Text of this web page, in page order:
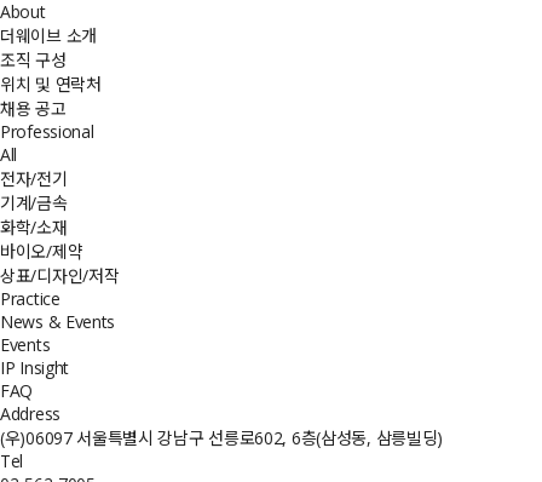
About
더웨이브 소개
조직 구성
위치 및 연락처
채용 공고
Professional
All
전자/전기
기계/금속
화학/소재
바이오/제약
상표/디자인/저작
Practice
News & Events
Events
IP Insight
FAQ
Address
(우)06097 서울특별시 강남구 선릉로602, 6층(삼성동, 삼릉빌딩)
Tel